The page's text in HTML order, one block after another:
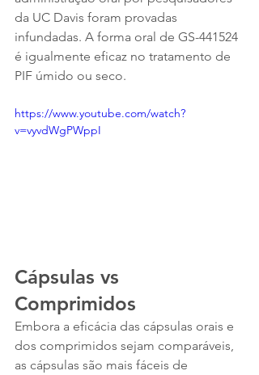
da UC Davis foram provadas
infundadas. A forma oral de GS-441524
é igualmente eficaz no tratamento de
PIF úmido ou seco.
https://www.youtube.com/watch?
v=vyvdWgPWppI
Cápsulas vs
Comprimidos
Embora a eficácia das cápsulas orais e
dos comprimidos sejam comparáveis,
as cápsulas são mais fáceis de